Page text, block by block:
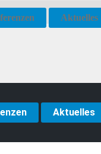
Aktuelles
Aktuelles